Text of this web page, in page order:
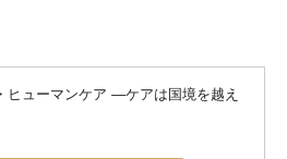
ヒューマンケア ―ケアは国境を越え